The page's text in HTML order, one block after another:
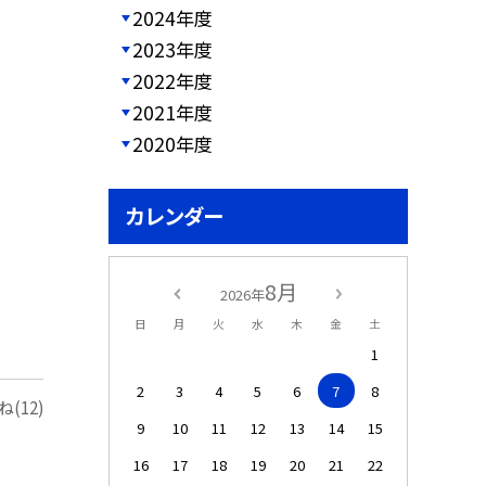
(12)
2024年度
2023年度
2022年度
2021年度
2020年度
カレンダー
2026年8月
日 月 火 水 木 金 土
1
2
3 4 5 6 7
8
9
10 11 12 13 14
15
16
17 18 19 20 21 22